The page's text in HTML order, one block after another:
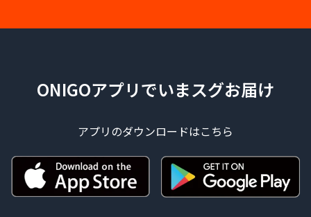
ONIGOアプリでいまスグお届け
アプリのダウンロードはこちら